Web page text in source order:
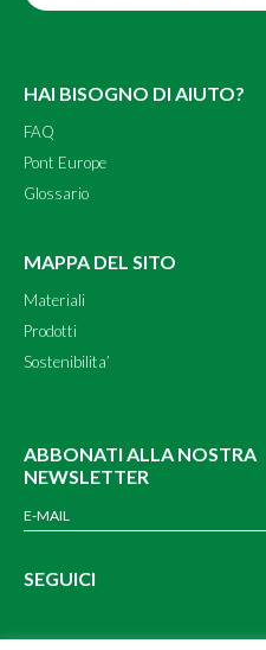
HAI BISOGNO DI AIUTO?
FAQ
Pont Europe
Glossario
MAPPA DEL SITO
Materiali
Prodotti
Sostenibilita’
ABBONATI ALLA NOSTRA
NEWSLETTER
SEGUICI